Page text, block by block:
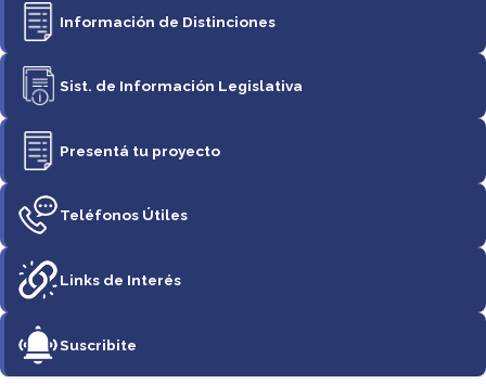
Información de Distinciones
Sist. de Información Legislativa
Presentá tu proyecto
Teléfonos Útiles
Links de Interés
Suscribite